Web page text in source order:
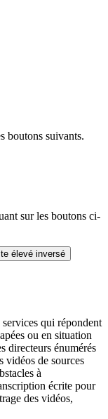
boutons suivants.
sur les boutons ci-
élevé inversé
qui répondent
ou en situation
directeurs énumérés
vidéos de sources
à
écrite pour
des vidéos,